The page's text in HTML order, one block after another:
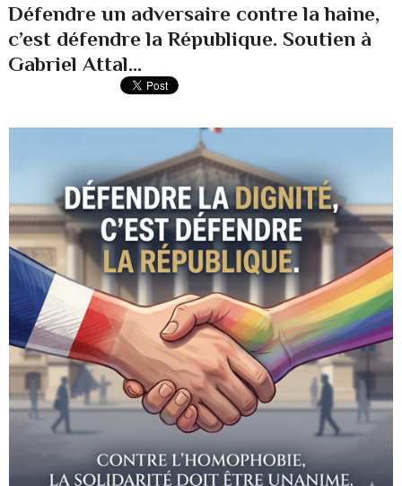
Défendre un adversaire contre la haine,
c’est défendre la République. Soutien à
Gabriel Attal...